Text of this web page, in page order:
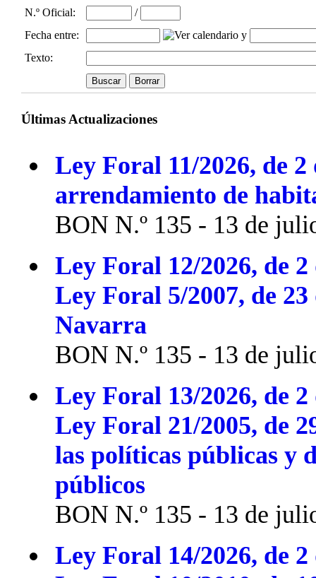
N.º Oficial:
/
Fecha entre:
y
Texto:
Últimas Actualizaciones
Ley Foral 11/2026, de
arrendamiento de
BON N.º 135 - 13 de
Ley Foral 12/2026, de
Ley Foral 5/2007, de
Navarra
BON N.º 135 - 13 de
Ley Foral 13/2026, de
Ley Foral 21/2005, de
las políticas públicas y
públicos
BON N.º 135 - 13 de
Ley Foral 14/2026, de